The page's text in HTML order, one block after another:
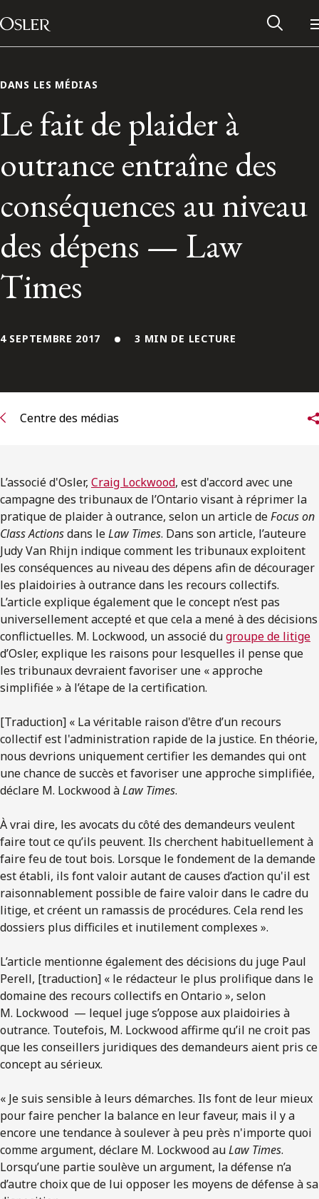
Passer au contenu
Main Navigation
Réseau des anciens d’Osler
Contactez-nous
S’abonner
DANS LES MÉDIAS
Le fait de plaider à
outrance entraîne des
conséquences au niveau
des dépens — Law
Times
4 SEPTEMBRE 2017 3 MIN DE LECTURE
Centre des médias
L’associé d'Osler, Craig Lockwood, est d'accord avec une
campagne des tribunaux de l’Ontario visant à réprimer la
pratique de plaider à outrance, selon un article deFocus on
Class Actionsdans leLaw Times. Dans son article, l’auteure
Judy Van Rhijn indique comment les tribunaux exploitent
les conséquences au niveau des dépens afin de décourager
les plaidoiries à outrance dans les recours collectifs.
L’article explique également que le concept n’est pas
universellement accepté et que cela a mené à des décisions
conflictuelles. M. Lockwood, un associé dugroupe de litige
d’Osler, explique les raisons pour lesquelles il pense que
les tribunaux devraient favoriser une « approche
simplifiée » à l’étape de la certification.
[Traduction] « La véritable raison d'être d’un recours
collectif est l'administration rapide de la justice. En théorie,
nous devrions uniquement certifier les demandes qui ont
une chance de succès et favoriser une approche simplifiée,
déclare M. Lockwood àLaw Times.
À vrai dire, les avocats du côté des demandeurs veulent
faire tout ce qu’ils peuvent. Ils cherchent habituellement à
faire feu de tout bois. Lorsque le fondement de la demande
est établi, ils font valoir autant de causes d’action qu'il est
raisonnablement possible de faire valoir dans le cadre du
litige, et créent un ramassis de procédures. Cela rend les
dossiers plus difficiles et inutilement complexes ».
L’article mentionne également des décisions du juge Paul
Perell, [traduction] « le rédacteur le plus prolifique dans le
domaine des recours collectifs en Ontario », selon
M. Lockwood — lequel juge s’oppose aux plaidoiries à
outrance. Toutefois, M. Lockwood affirme qu’il ne croit pas
que les conseillers juridiques des demandeurs aient pris ce
concept au sérieux.
« Je suis sensible à leurs démarches. Ils font de leur mieux
pour faire pencher la balance en leur faveur, mais il y a
encore une tendance à soulever à peu près n'importe quoi
comme argument, déclare M. Lockwood auLaw Times.
Lorsqu’une partie soulève un argument, la défense n’a
d’autre choix que de lui opposer les moyens de défense à sa